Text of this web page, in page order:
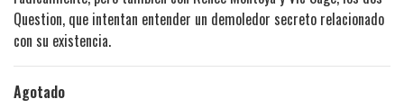
Question, que intentan entender un demoledor secreto relacionado
con su existencia.
Agotado